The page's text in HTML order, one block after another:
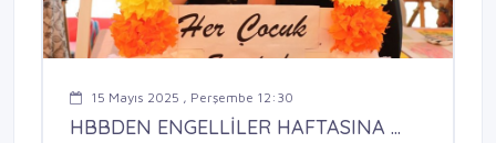
15 Mayıs 2025 , Perşembe 12:30
HBBDEN ENGELLİLER HAFTASINA ...